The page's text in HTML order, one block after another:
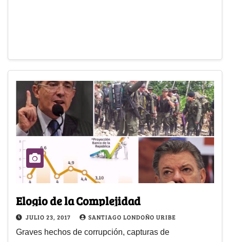
Elogio de la Complejidad
JULIO 23, 2017 SANTIAGO LONDOÑO URIBE
Graves hechos de corrupción, capturas de